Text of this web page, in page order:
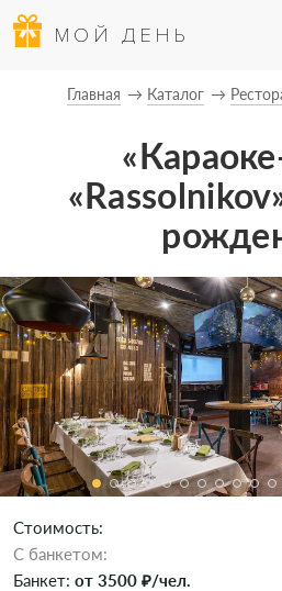
МОЙ ДЕНЬ
Главная Каталог
Стоимость:
C банкетом:
Банкет: от 3500 ₽/чел.